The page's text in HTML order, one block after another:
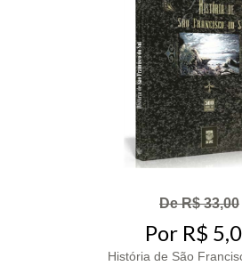
De R$ 33,00
Por R$
História de São